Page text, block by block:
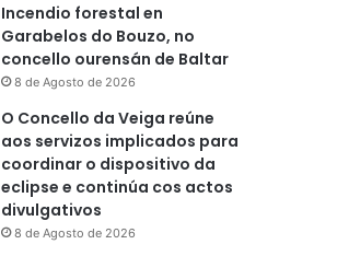
Incendio forestal en
Garabelos do Bouzo, no
concello ourensán de Baltar
8 de Agosto de 2026
O Concello da Veiga reúne
aos servizos implicados para
coordinar o dispositivo da
eclipse e continúa cos actos
divulgativos
8 de Agosto de 2026